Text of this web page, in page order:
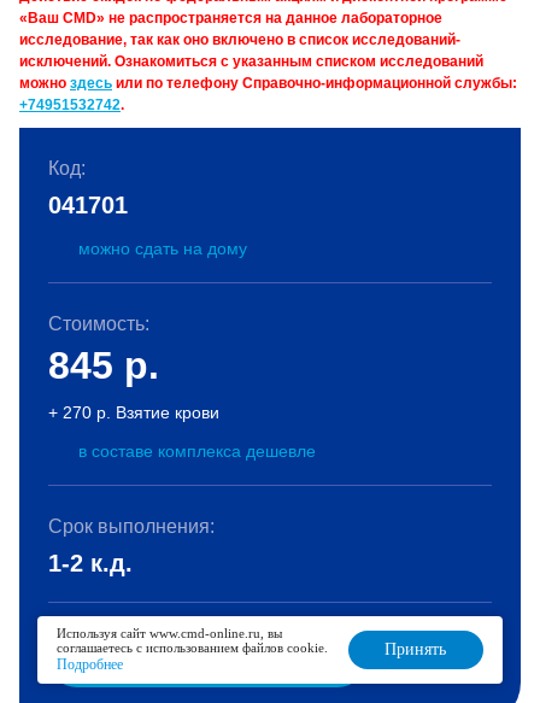
«Ваш CMD» не распространяется на данное лабораторное
исследование, так как оно включено в список исследований-
исключений. Ознакомиться с указанным списком исследований
можно здесь или по телефону Справочно-информационной службы:
+74951532742.
Код:
041701
можно сдать на дому
Стоимость:
845 р.
+ 270 р. Взятие крови
в составе комплекса дешевле
Срок выполнения:
1-2 к.д.
В корзину
Используя сайт www.cmd-online.ru, вы
соглашаетесь с использованием файлов cookie.
Подробнее
Принять